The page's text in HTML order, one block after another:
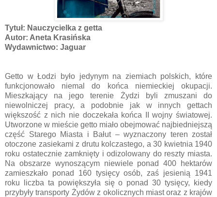
Tytuł: Nauczycielka z getta
Autor: Aneta Krasińska
Wydawnictwo: Jaguar
Getto w Łodzi było jedynym na ziemiach polskich, które
funkcjonowało niemal do końca niemieckiej okupacji.
Mieszkający na jego terenie Żydzi byli zmuszani do
niewolniczej pracy, a podobnie jak w innych gettach
większość z nich nie doczekała końca II wojny światowej.
Utworzone w mieście getto miało obejmować najbiedniejszą
część Starego Miasta i Bałut – wyznaczony teren został
otoczone zasiekami z drutu kolczastego, a 30 kwietnia 1940
roku ostatecznie zamknięty i odizolowany do reszty miasta.
Na obszarze wynoszącym niewiele ponad 400 hektarów
zamieszkało ponad 160 tysięcy osób, zaś jesienią 1941
roku liczba ta powiększyła się o ponad 30 tysięcy, kiedy
przybyły transporty Żydów z okolicznych miast oraz z krajów